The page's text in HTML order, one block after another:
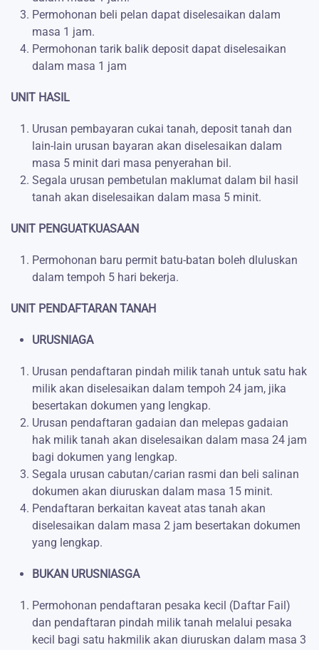
Permohonan beli pelan dapat diselesaikan dalam
masa 1 jam.
Permohonan tarik balik deposit dapat diselesaikan
dalam masa 1 jam
UNIT HASIL
Urusan pembayaran cukai tanah, deposit tanah dan
lain-lain urusan bayaran akan diselesaikan dalam
masa 5 minit dari masa penyerahan bil.
Segala urusan pembetulan maklumat dalam bil hasil
tanah akan diselesaikan dalam masa 5 minit.
UNIT PENGUATKUASAAN
Permohonan baru permit batu-batan boleh dluluskan
dalam tempoh 5 hari bekerja.
UNIT PENDAFTARAN TANAH
URUSNIAGA
Urusan pendaftaran pindah milik tanah untuk satu hak
milik akan diselesaikan dalam tempoh 24 jam, jika
besertakan dokumen yang lengkap.
Urusan pendaftaran gadaian dan melepas gadaian
hak milik tanah akan diselesaikan dalam masa 24 jam
bagi dokumen yang lengkap.
Segala urusan cabutan/carian rasmi dan beli salinan
dokumen akan diuruskan dalam masa 15 minit.
Pendaftaran berkaitan kaveat atas tanah akan
diselesaikan dalam masa 2 jam besertakan dokumen
yang lengkap.
BUKAN URUSNIASGA
Permohonan pendaftaran pesaka kecil (Daftar Fail)
dan pendaftaran pindah milik tanah melalui pesaka
kecil bagi satu hakmilik akan diuruskan dalam masa 3